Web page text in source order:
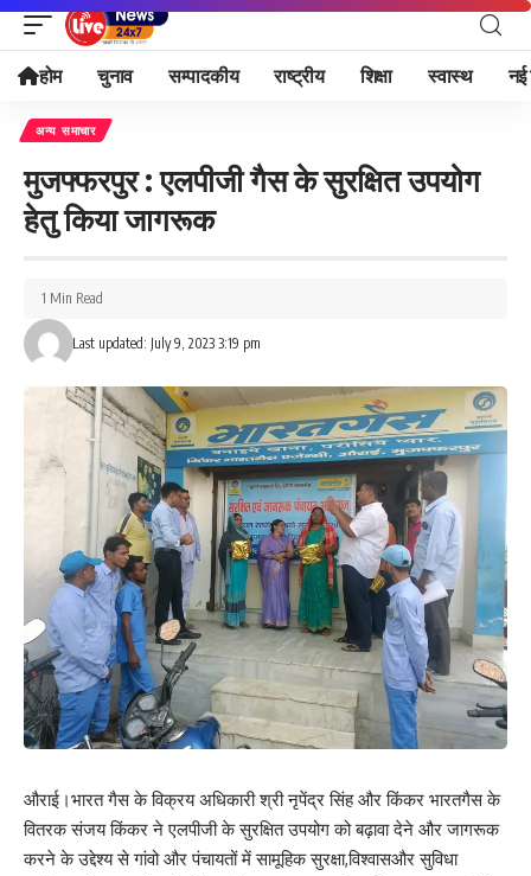
होम चुनाव सम्पादकीय राष्ट्रीय शिक्षा स्वास्थ नई
अन्य समाचार
मुजफ्फरपुर : एलपीजी गैस के सुरक्षित उपयोग
हेतु किया जागरूक
Last updated: July 9, 2023 3:19 pm
1 Min Read
औराई।भारत गैस के विक्रय अधिकारी श्री नृपेंद्र सिंह और किंकर भारतगैस के
वितरक संजय किंकर ने एलपीजी के सुरक्षित उपयोग को बढ़ावा देने और जागरूक
करने के उद्देश्य से गांवो और पंचायतों में सामूहिक सुरक्षा,विश्वासऔर सुविधा